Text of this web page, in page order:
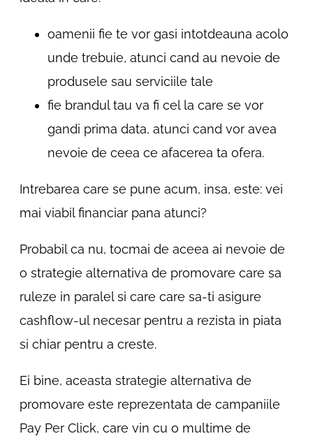
oamenii fie te vor gasi intotdeauna acolo
unde trebuie, atunci cand au nevoie de
produsele sau serviciile tale
fie brandul tau va fi cel la care se vor
gandi prima data, atunci cand vor avea
nevoie de ceea ce afacerea ta ofera.
Intrebarea care se pune acum, insa, este: vei
mai viabil financiar pana atunci?
Probabil ca nu, tocmai de aceea ai nevoie de
o strategie alternativa de promovare care sa
ruleze in paralel si care care sa-ti asigure
cashflow-ul necesar pentru a rezista in piata
si chiar pentru a creste.
Ei bine, aceasta strategie alternativa de
promovare este reprezentata de campaniile
Pay Per Click, care vin cu o multime de